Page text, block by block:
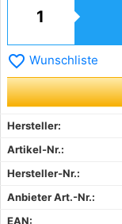
favorite_border Wunschliste
Hersteller:
Artikel-Nr.:
Hersteller-Nr.:
Anbieter Art.-Nr.:
EAN: